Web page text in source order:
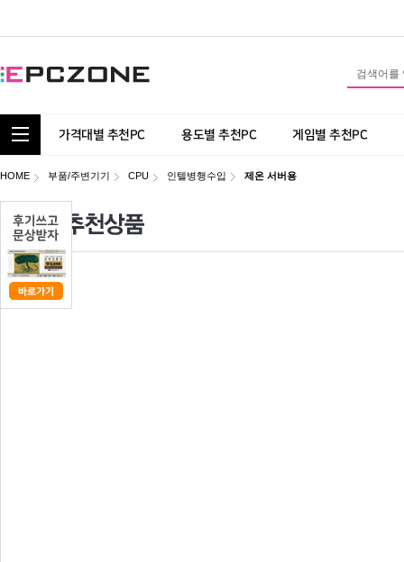
통합 카테고리 보기
가격대별 추천PC 용도별 추천PC 게임별 추천PC
HOME 부품/주변기기 CPU 인텔병행수입 제온 서버용